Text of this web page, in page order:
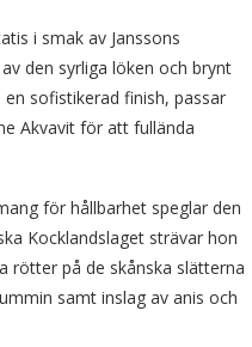
i smak av Janssons
den syrliga löken och brynt
sofistikerad finish, passar
Akvavit för att fullända
för hållbarhet speglar den
Kocklandslaget strävar hon
rötter på de skånska slätterna
samt inslag av anis och